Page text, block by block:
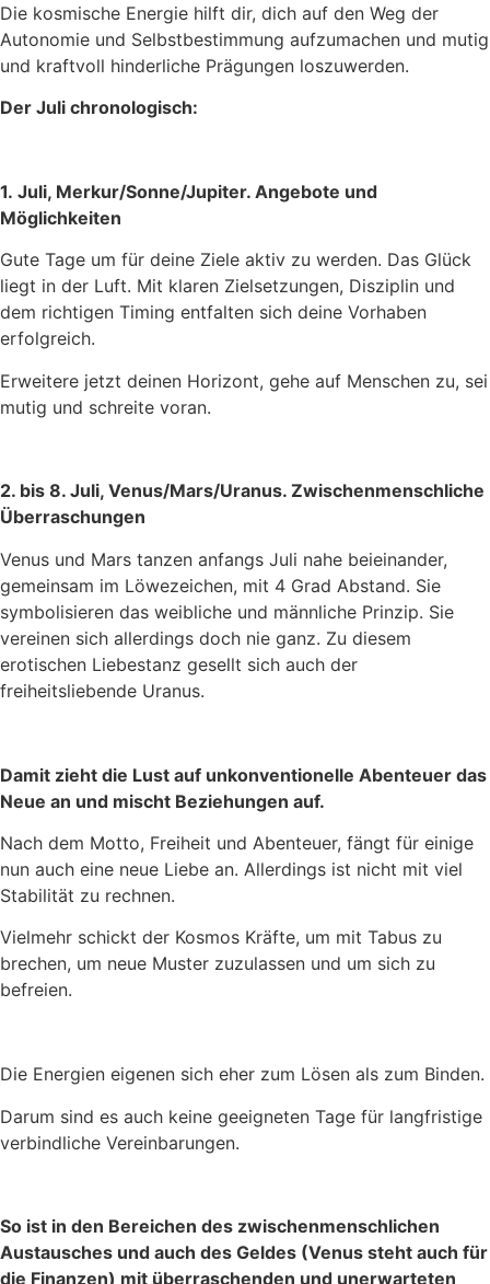
Die kosmische Energie hilft dir, dich auf den Weg der
Autonomie und Selbstbestimmung aufzumachen und mutig
und kraftvoll hinderliche Prägungen loszuwerden.
Der Juli chronologisch:
1. Juli, Merkur/Sonne/Jupiter. Angebote und
Möglichkeiten
Gute Tage um für deine Ziele aktiv zu werden. Das Glück
liegt in der Luft. Mit klaren Zielsetzungen, Disziplin und
dem richtigen Timing entfalten sich deine Vorhaben
erfolgreich.
Erweitere jetzt deinen Horizont, gehe auf Menschen zu, sei
mutig und schreite voran.
2. bis 8. Juli, Venus/Mars/Uranus. Zwischenmenschliche
Überraschungen
Venus und Mars tanzen anfangs Juli nahe beieinander,
gemeinsam im Löwezeichen, mit 4 Grad Abstand. Sie
symbolisieren das weibliche und männliche Prinzip. Sie
vereinen sich allerdings doch nie ganz. Zu diesem
erotischen Liebestanz gesellt sich auch der
freiheitsliebende Uranus.
Damit zieht die Lust auf unkonventionelle Abenteuer das
Neue an und mischt Beziehungen auf.
Nach dem Motto, Freiheit und Abenteuer, fängt für einige
nun auch eine neue Liebe an. Allerdings ist nicht mit viel
Stabilität zu rechnen.
Vielmehr schickt der Kosmos Kräfte, um mit Tabus zu
brechen, um neue Muster zuzulassen und um sich zu
befreien.
Die Energien eigenen sich eher zum Lösen als zum Binden.
Darum sind es auch keine geeigneten Tage für langfristige
verbindliche Vereinbarungen.
So ist in den Bereichen des zwischenmenschlichen
Austausches und auch des Geldes (Venus steht auch für
die Finanzen) mit überraschenden und unerwarteten